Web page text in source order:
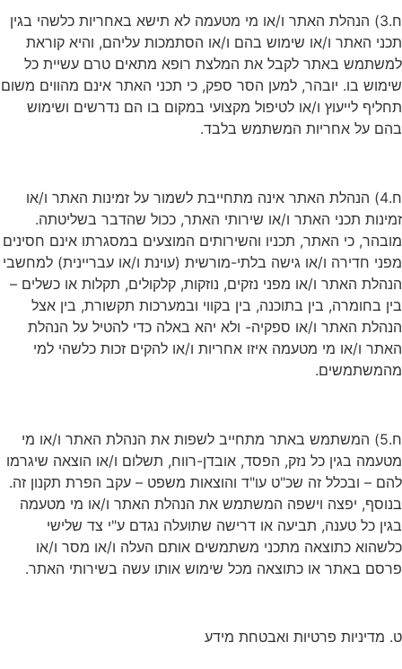
ח.3) הנהלת האתר ו/או מי מטעמה לא תישא באחריות כלשהי בגין
תכני האתר ו/או שימוש בהם ו/או הסתמכות עליהם, והיא קוראת
למשתמש באתר לקבל את המלצת רופא מתאים טרם עשיית כל
שימוש בו. יובהר, למען הסר ספק, כי תכני האתר אינם מהווים משום
תחליף לייעוץ ו/או לטיפול מקצועי במקום בו הם נדרשים ושימוש
בהם על אחריות המשתמש בלבד.
ח.4) הנהלת האתר אינה מתחייבת לשמור על זמינות האתר ו/או
זמינות תכני האתר ו/או שירותי האתר, ככול שהדבר בשליטתה.
מובהר, כי האתר, תכניו והשירותים המוצעים במסגרתו אינם חסינים
מפני חדירה ו/או גישה בלתי-מורשית (עוינת ו/או עבריינית) למחשבי
הנהלת האתר ו/או מפני נזקים, נוזקות, קלקולים, תקלות או כשלים –
בין בחומרה, בין בתוכנה, בין בקווי ובמערכות תקשורת, בין אצל
הנהלת האתר ו/או ספקיה- ולא יהא באלה כדי להטיל על הנהלת
האתר ו/או מי מטעמה איזו אחריות ו/או להקים זכות כלשהי למי
מהמשתמשים.
ח.5) המשתמש באתר מתחייב לשפות את הנהלת האתר ו/או מי
מטעמה בגין כל נזק, הפסד, אובדן-רווח, תשלום ו/או הוצאה שיגרמו
להם – ובכלל זה שכ"ט עו"ד והוצאות משפט – עקב הפרת תקנון זה.
בנוסף, יפצה וישפה המשתמש את הנהלת האתר ו/או מי מטעמה
בגין כל טענה, תביעה או דרישה שתועלה נגדם ע"י צד שלישי
כלשהוא כתוצאה מתכני משתמשים אותם העלה ו/או מסר ו/או
פרסם באתר או כתוצאה מכל שימוש אותו עשה בשירותי האתר.
ט. מדיניות פרטיות ואבטחת מידע